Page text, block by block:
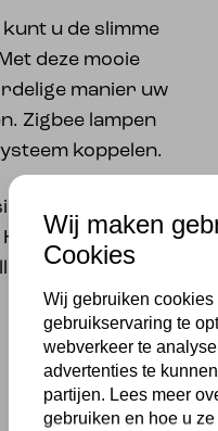
u de slimme
deze mooie
manier uw
Zigbee lampen
koppelen.
en Amazon
kan een
nodig zijn.
Wij maken
Cookies
Wij gebruiken cookies
gebruikservaring te
webverkeer te
advertenties te
partijen. Lees meer
gebruiken en hoe u